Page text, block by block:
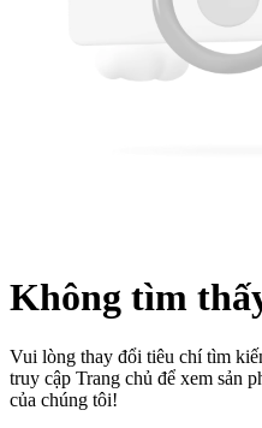
Không tìm
Vui lòng thay đổi tiêu chí tìm
truy cập Trang chủ để xem sản
của chúng tôi!